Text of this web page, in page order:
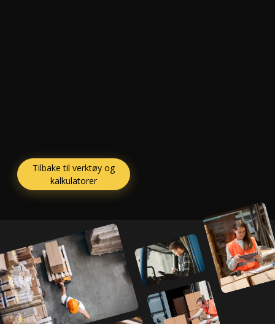
Tilbake til verktøy og
kalkulatorer